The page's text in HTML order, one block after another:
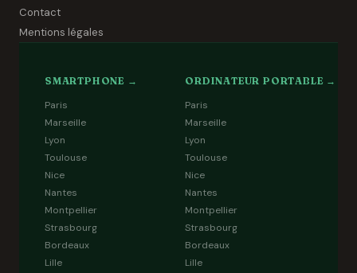
Contact
Mentions légales
SMARTPHONE →
Paris
Marseille
Lyon
Toulouse
Nice
Nantes
Montpellier
Strasbourg
Bordeaux
Lille
ORDINATEUR PORTABLE →
Paris
Marseille
Lyon
Toulouse
Nice
Nantes
Montpellier
Strasbourg
Bordeaux
Lille